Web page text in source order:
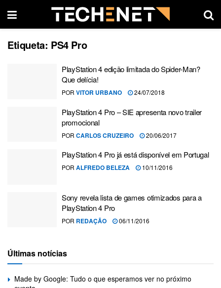
Etiqueta: PS4 Pro
PlayStation 4 edição limitada do Spider-Man?
Que delícia!
POR VITOR URBANO 24/07/2018
PlayStation 4 Pro – SIE apresenta novo trailer
promocional
POR CARLOS CRUZEIRO 20/06/2017
PlayStation 4 Pro já está disponível em Portugal
POR ALFREDO BELEZA 10/11/2016
Sony revela lista de games otimizados para a
PlayStation 4 Pro
POR REDAÇÃO 06/11/2016
Últimas notícias
Made by Google: Tudo o que esperamos ver no próximo